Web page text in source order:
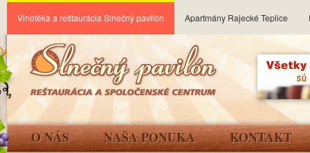
Vinotéka a reštaurácia Slnečný pavilón Apartmány Rajecké Teplice
O NÁS NAŠA PONUKA KONTAKT